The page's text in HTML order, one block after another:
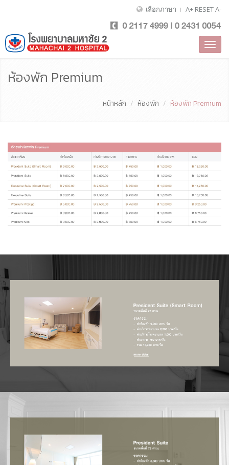
เลือกภาษา A+ RESETA-
ห้องพัก Premium
หน้าหลัก ห้องพัก ห้องพัก Premium